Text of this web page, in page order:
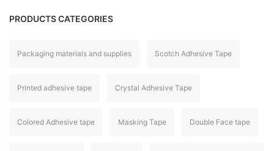
PRODUCTS CATEGORIES
Packaging materials and supplies Scotch Adhesive Tape
Printed adhesive tape Crystal Adhesive Tape
Colored Adhesive tape Masking Tape Double Face tape